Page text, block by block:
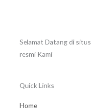
Selamat Datang di situs
resmi Kami
Quick Links
Home